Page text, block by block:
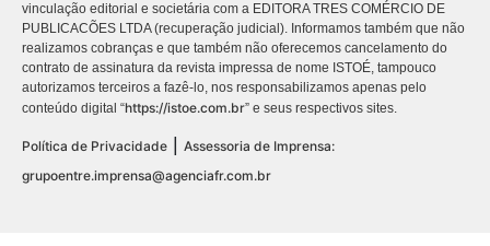
vinculação editorial e societária com a EDITORA TRES COMÉRCIO DE
PUBLICACÕES LTDA (recuperação judicial). Informamos também que não
realizamos cobranças e que também não oferecemos cancelamento do
contrato de assinatura da revista impressa de nome ISTOÉ, tampouco
autorizamos terceiros a fazê-lo, nos responsabilizamos apenas pelo
conteúdo digital “https://istoe.com.br” e seus respectivos sites.
Política de Privacidade
Assessoria de Imprensa:
grupoentre.imprensa@agenciafr.com.br